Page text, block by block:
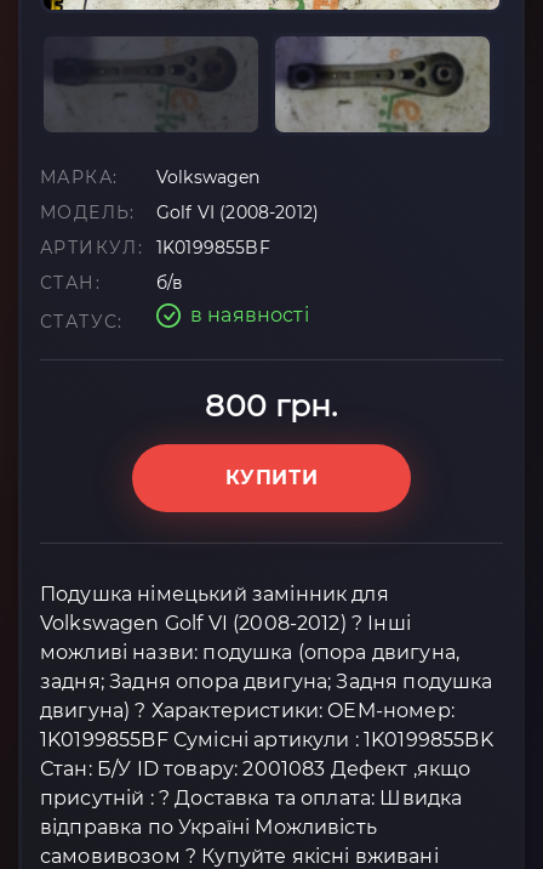
МАРКА:
Volkswagen
МОДЕЛЬ:
Golf VI (2008-2012)
АРТИКУЛ:
1K0199855BF
СТАН:
б/в
СТАТУС:
в наявності
800 грн.
КУПИТИ
Подушка німецький замінник для
Volkswagen Golf VI (2008-2012) ? Інші
можливі назви: подушка (опора двигуна,
задня; Задня опора двигуна; Задня подушка
двигуна) ? Характеристики: OEM-номер:
1K0199855BF Сумісні артикули : 1K0199855BK
Стан: Б/У ID товару: 2001083 Дефект ,якщо
присутній : ? Доставка та оплата: Швидка
відправка по Україні Можливість
самовивозом ? Купуйте якісні вживані